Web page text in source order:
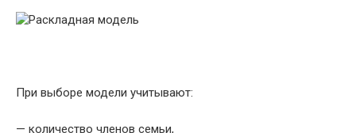
При выборе модели учитывают:
— количество членов семьи,